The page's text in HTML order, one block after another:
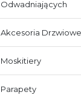
Odwadniających
Akcesoria Drzwiowe
Moskitiery
Parapety